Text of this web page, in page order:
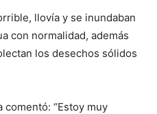
llovía y se inundaban
con normalidad, además
los desechos sólidos
comentó: “Estoy muy